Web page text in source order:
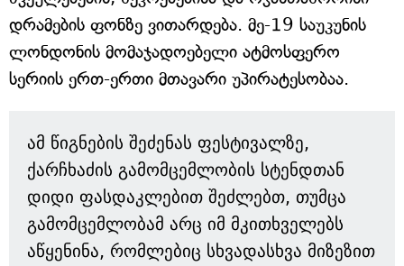
დრამების ფონზე ვითარდება. მე-19 საუკუნის
ლონდონის მომაჯადოებელი ატმოსფერო
სერიის ერთ-ერთი მთავარი უპირატესობაა.
ამ წიგნების შეძენას ფესტივალზე,
ქარჩხაძის გამომცემლობის სტენდთან
დიდი ფასდაკლებით შეძლებთ, თუმცა
გამომცემლობამ არც იმ მკითხველებს
აწყენინა, რომლებიც სხვადასხვა მიზეზით